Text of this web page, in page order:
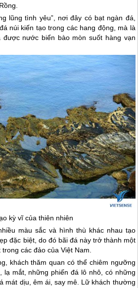
lũng tình yêu”, nơi đây có bạt ngàn đá,
núi kiến tạo trong các hang động, mà là
nước biển bào mòn suốt hàng vạn
kỳ vĩ của thiên nhiên
màu sắc và hình thù khác nhau tạo
đặc biệt, do đó bãi đá này trở thành một
các đảo của Việt Nam.
khách thăm quan có thể chiêm ngưỡng
lạ mắt, những phiến đá lô nhô, có những
mát dịu, êm ái, say mê. Lữ khách thường